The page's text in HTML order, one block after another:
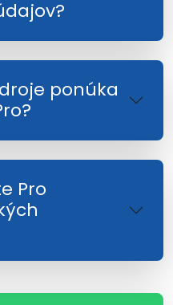
ponúka
Pro